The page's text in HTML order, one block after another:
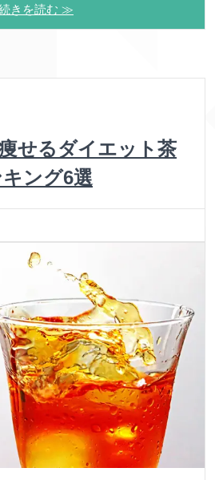
きを読む ≫
痩せるダイエット茶
ング6選